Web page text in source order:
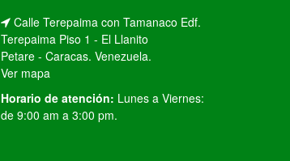
Calle Terepaima con Tamanaco Edf.
Terepaima Piso 1 - El Llanito
Petare - Caracas. Venezuela.
Ver mapa
Horario de atención: Lunes a Viernes:
de 9:00 am a 3:00 pm.